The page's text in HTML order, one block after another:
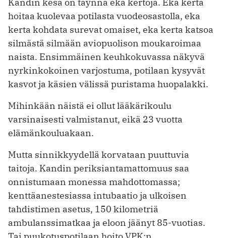
Kandin kesä on täynnä eka kertoja. Eka kerta
hoitaa kuolevaa potilasta vuodeosastolla, eka
kerta kohdata surevat omaiset, eka kerta katsoa
silmästä silmään aviopuolison moukaroimaa
naista. Ensimmäinen keuhkokuvassa näkyvä
nyrkinkokoinen varjostuma, potilaan kysyvät
kasvot ja käsien välissä puristama huopalakki.
Mihinkään näistä ei ollut lääkärikoulu
varsinaisesti valmistanut, eikä 23 vuotta
elämänkouluakaan.
Mutta sinnikkyydellä korvataan puuttuvia
taitoja. Kandin periksiantamattomuus saa
onnistumaan monessa mahdottomassa;
kenttäanestesiassa intubaatio ja ulkoisen
tahdistimen asetus, 150 kilometriä
ambulanssimatkaa ja eloon jäänyt 85-vuotias.